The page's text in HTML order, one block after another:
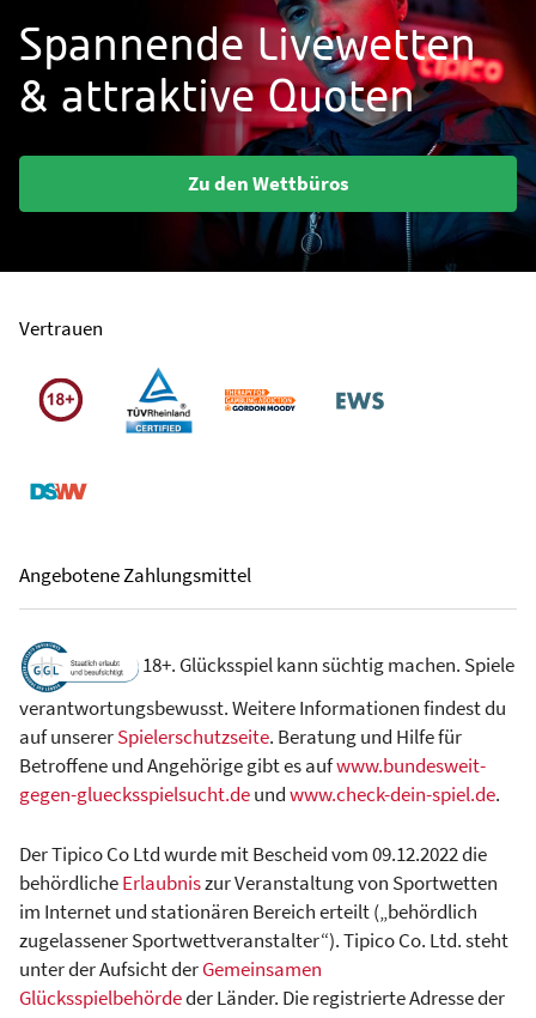
Spannende Livewetten
& attraktive Quoten
Zu den Wettbüros
Vertrauen
Angebotene Zahlungsmittel
18+. Glücksspiel kann süchtig machen. Spiele
verantwortungsbewusst. Weitere Informationen findest du
auf unsererSpielerschutzseite. Beratung und Hilfe für
Betroffene und Angehörige gibt es aufwww.bundesweit-
gegen-gluecksspielsucht.deundwww.check-dein-spiel.de.
Der Tipico Co Ltd wurde mit Bescheid vom 09.12.2022 die
behördlicheErlaubniszur Veranstaltung von Sportwetten
im Internet und stationären Bereich erteilt („behördlich
zugelassener Sportwettveranstalter“). Tipico Co. Ltd. steht
unter der Aufsicht derGemeinsamen
Glücksspielbehördeder Länder. Die registrierte Adresse der